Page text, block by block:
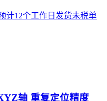
计12个工作日发货未税单
轴 重复定位精度